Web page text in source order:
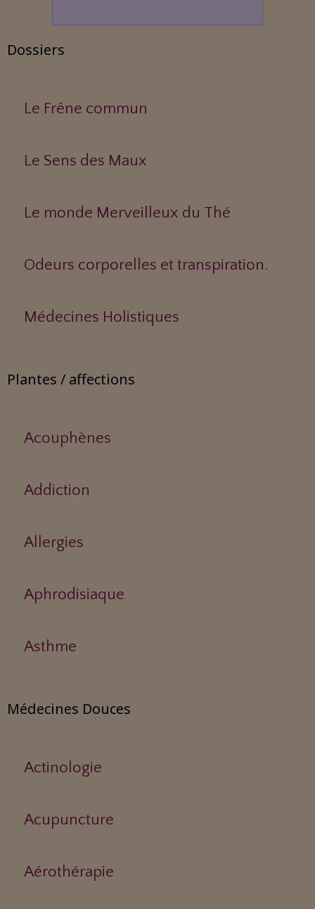
Dossiers
Le Frêne commun
Le Sens des Maux
Le monde Merveilleux du Thé
Odeurs corporelles et transpiration.
Médecines Holistiques
Plantes / affections
Acouphènes
Addiction
Allergies
Aphrodisiaque
Asthme
Médecines Douces
Actinologie
Acupuncture
Aérothérapie